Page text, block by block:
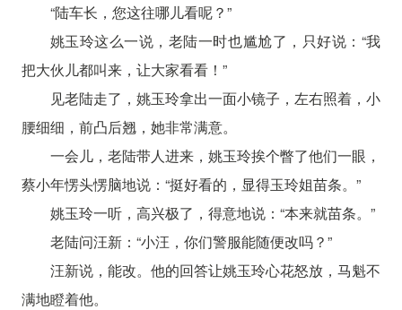
“陆车长，您这往哪儿看呢？”
姚玉玲这么一说，老陆一时也尴尬了，只好说：“我
把大伙儿都叫来，让大家看看！”
见老陆走了，姚玉玲拿出一面小镜子，左右照着，小
腰细细，前凸后翘，她非常满意。
一会儿，老陆带人进来，姚玉玲挨个瞥了他们一眼，
蔡小年愣头愣脑地说：“挺好看的，显得玉玲姐苗条。”
姚玉玲一听，高兴极了，得意地说：“本来就苗条。”
老陆问汪新：“小汪，你们警服能随便改吗？”
汪新说，能改。他的回答让姚玉玲心花怒放，马魁不
满地瞪着他。